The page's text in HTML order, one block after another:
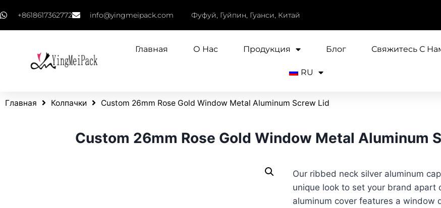
+8618617362772 info@yingmeipack.com Фуфуй, Гуйпин, Гуанси, Китай
Главная О Нас Продукция Блог Свяжитесь С
RU
Главная Колпачки Custom 26mm Rose Gold Window Metal Aluminum Screw Lid
Custom 26mm Rose Gold Window Metal Aluminum
Our ribbed neck silver aluminum
unique look to set your brand apart
aluminum cover features a window